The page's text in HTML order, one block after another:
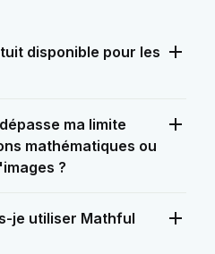
disponible pour les
ma limite
mathématiques ou
?
je utiliser Mathful